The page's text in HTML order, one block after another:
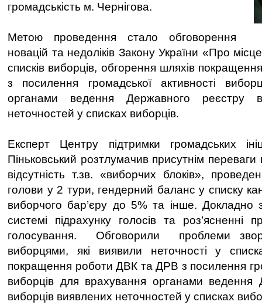
громадськість м. Чернігова.
Метою проведення стало обговорення
новацій та недоліків Закону України «Про
списків виборців, обгорення шляхів
з посилення громадської активності
органами ведення Державного реєстру
неточностей у списках виборців.
Експерт Центру підтримки громадських
Піньковський розтлумачив присутнім
відсутність т.зв. «виборчих блоків»,
голови у 2 тури, гендерний баланс у списку
виборчого бар’єру до 5% та інше. Докладно
системі підрахунку голосів та роз’ясненні
голосування. Обговорили проблеми
виборцями, які виявили неточності у
покращення роботи ДВК та ДРВ з посилення
виборців для врахування органами ведення
виборців виявлених неточностей у списках